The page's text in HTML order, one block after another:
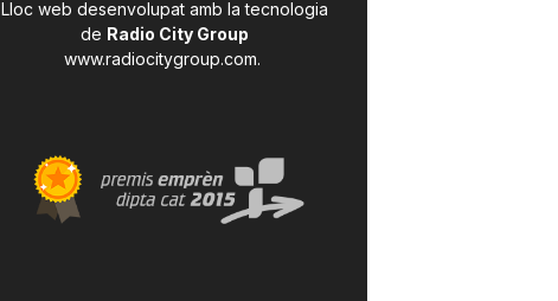
Lloc web desenvolupat amb la tecnologia
de Radio City Group
www.radiocitygroup.com.